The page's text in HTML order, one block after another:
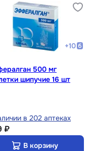
+10
500 мг
шипучие 16 шт
в 202 аптеках
₽
В корзину